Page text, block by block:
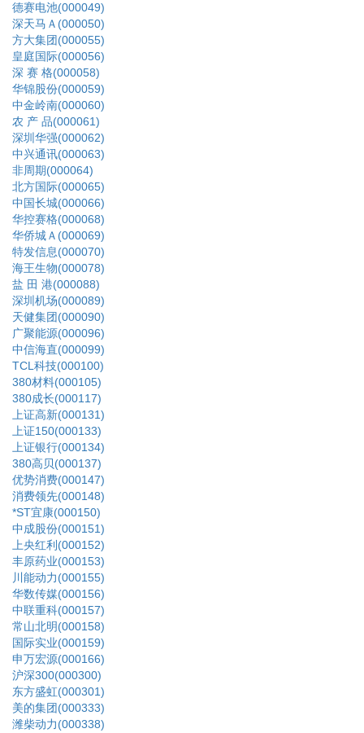
德赛电池(000049)
深天马Ａ(000050)
方大集团(000055)
皇庭国际(000056)
深 赛 格(000058)
华锦股份(000059)
中金岭南(000060)
农 产 品(000061)
深圳华强(000062)
中兴通讯(000063)
非周期(000064)
北方国际(000065)
中国长城(000066)
华控赛格(000068)
华侨城Ａ(000069)
特发信息(000070)
海王生物(000078)
盐 田 港(000088)
深圳机场(000089)
天健集团(000090)
广聚能源(000096)
中信海直(000099)
TCL科技(000100)
380材料(000105)
380成长(000117)
上证高新(000131)
上证150(000133)
上证银行(000134)
380高贝(000137)
优势消费(000147)
消费领先(000148)
*ST宜康(000150)
中成股份(000151)
上央红利(000152)
丰原药业(000153)
川能动力(000155)
华数传媒(000156)
中联重科(000157)
常山北明(000158)
国际实业(000159)
申万宏源(000166)
沪深300(000300)
东方盛虹(000301)
美的集团(000333)
潍柴动力(000338)